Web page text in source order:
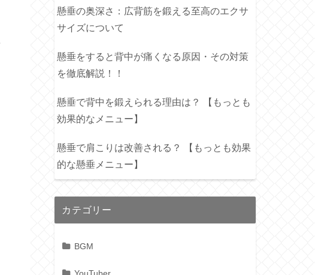
懸垂の奥深さ：広背筋を鍛える至高のエクサ
サイズについて
懸垂をすると背中が痛くなる原因・その対策
を徹底解説！！
懸垂で背中を鍛えられる理由は？ 【もっとも
効果的なメニュー】
懸垂で肩こりは改善される？ 【もっとも効果
的な懸垂メニュー】
カテゴリー
BGM
YouTuber